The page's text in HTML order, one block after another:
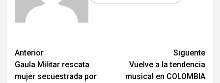
Post
navigation
Anterior
Gaula Militar rescata
mujer secuestrada por
Siguente
Vuelve a la tendencia
musical en COLOMBIA